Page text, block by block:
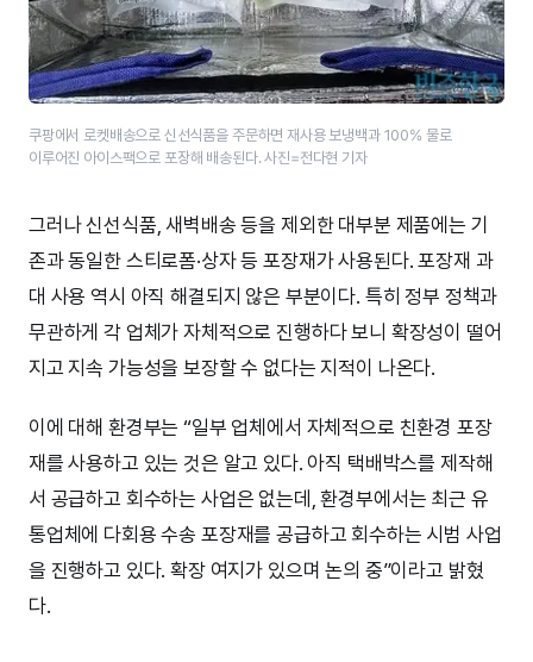
쿠팡에서 로켓배송으로 신선식품을 주문하면 재사용 보냉백과 100% 물로
이루어진 아이스팩으로 포장해 배송된다. 사진=전다현 기자
그러나 신선식품, 새벽배송 등을 제외한 대부분 제품에는 기
존과 동일한 스티로폼·상자 등 포장재가 사용된다. 포장재 과
대 사용 역시 아직 해결되지 않은 부분이다. 특히 정부 정책과
무관하게 각 업체가 자체적으로 진행하다 보니 확장성이 떨어
지고 지속 가능성을 보장할 수 없다는 지적이 나온다.
이에 대해 환경부는 “일부 업체에서 자체적으로 친환경 포장
재를 사용하고 있는 것은 알고 있다. 아직 택배박스를 제작해
서 공급하고 회수하는 사업은 없는데, 환경부에서는 최근 유
통업체에 다회용 수송 포장재를 공급하고 회수하는 시범 사업
을 진행하고 있다. 확장 여지가 있으며 논의 중”이라고 밝혔
다.